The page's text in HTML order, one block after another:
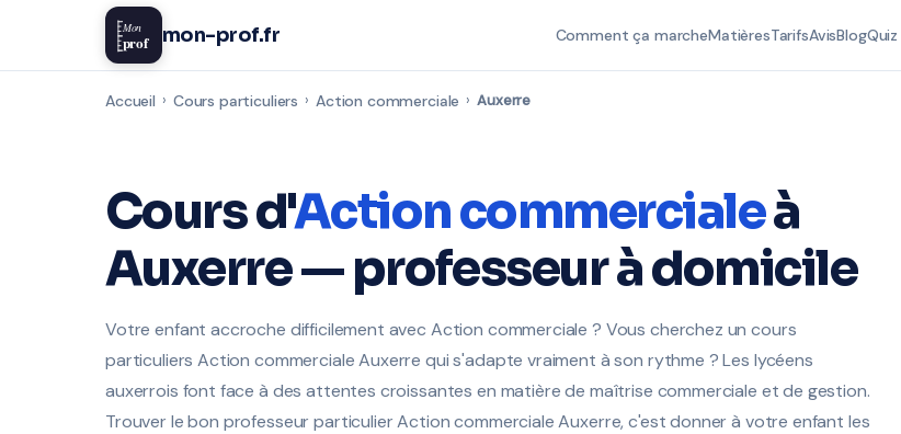
Mon
prof mon-prof.fr Comment ça marcheMatièresTarifsAvisBlogQuiz
Accueil › Cours particuliers › Action commerciale › Auxerre
Cours d'Action commercialeà
Auxerre — professeur à domicile
Votre enfant accroche difficilement avec Action commerciale ? Vous cherchez un cours
particuliers Action commerciale Auxerre qui s'adapte vraiment à son rythme ? Les lycéens
auxerrois font face à des attentes croissantes en matière de maîtrise commerciale et de gestion.
Trouver le bon professeur particulier Action commerciale Auxerre, c'est donner à votre enfant les